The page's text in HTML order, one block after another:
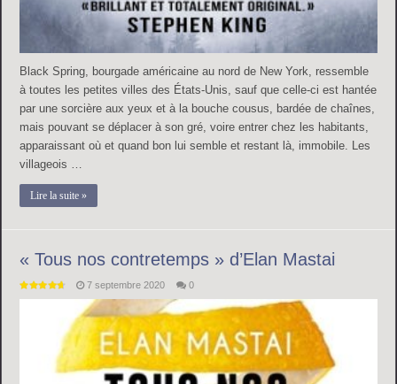
Black Spring, bourgade américaine au nord de New York, ressemble
à toutes les petites villes des États-Unis, sauf que celle-ci est hantée
par une sorcière aux yeux et à la bouche cousus, bardée de chaînes,
mais pouvant se déplacer à son gré, voire entrer chez les habitants,
apparaissant où et quand bon lui semble et restant là, immobile. Les
villageois …
Lire la suite »
« Tous nos contretemps » d’Elan Mastai
7 septembre 2020 0